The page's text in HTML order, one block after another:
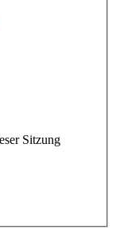
Sitzung